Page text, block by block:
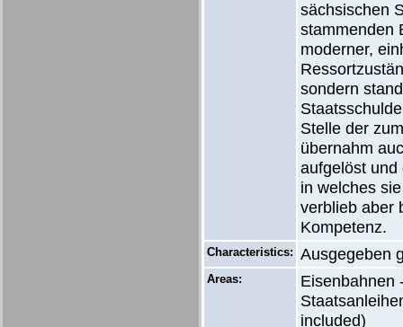
sächsischen
stammenden
moderner,
sondern
Stelle der
übernahm
aufgelöst und
in welches
verblieb aber
Kompetenz.
Characteristics: Ausgegeben
Areas:
Eisenbahnen
included)